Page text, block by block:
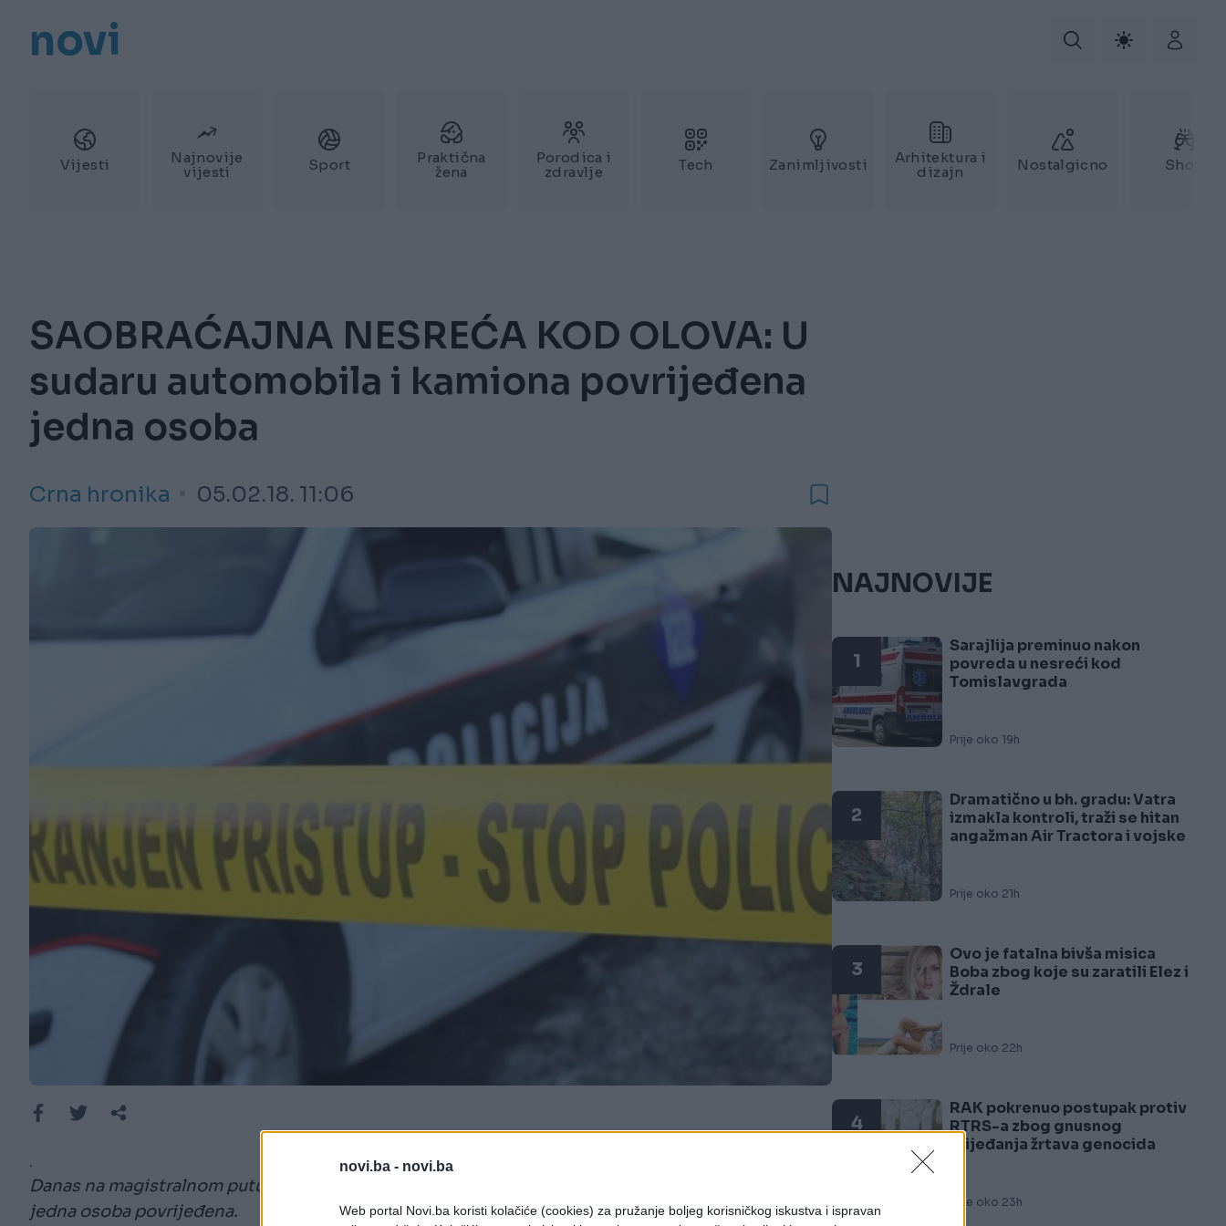
novi.ba - novi.ba
Web portal Novi.ba koristi kolačiće (cookies) za pružanje boljeg korisničkog iskustva i ispravan
novi
Vijesti
Najnovije
vijesti
Sport
Praktična
žena
Porodica i
zdravlje
Tech Zanimljivosti
Arhitektura i
dizajn
Nostalgicno Show
SAOBRAĆAJNA NESREĆA KOD OLOVA: U
sudaru automobila i kamiona povrijeđena
jedna osoba
Crna hronika 05.02.18. 11:06
.
Danas na magistralnom putu M-18 Semizovac - Olovo došlo je do saobraćajne nezgode u kojoj je
jedna osoba povrijeđena.
NAJNOVIJE
1
Sarajlija preminuo nakon
povreda u nesreći kod
Tomislavgrada
Prije oko 19h
2
Dramatično u bh. gradu: Vatra
izmakla kontroli, traži se hitan
angažman Air Tractora i vojske
Prije oko 21h
3
Ovo je fatalna bivša misica
Boba zbog koje su zaratili Elez i
Ždrale
Prije oko 22h
4
RAK pokrenuo postupak protiv
RTRS-a zbog gnusnog
vrijeđanja žrtava genocida
Prije oko 23h